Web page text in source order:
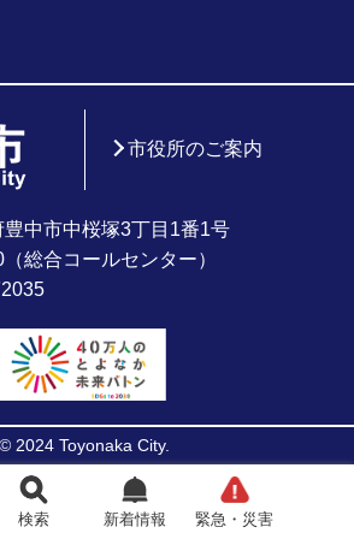
検索 新着情報 緊急・災害
中市中桜塚3丁目1番1号
総合コールセンター）
市役所のご案内
© 2024 Toyonaka City.